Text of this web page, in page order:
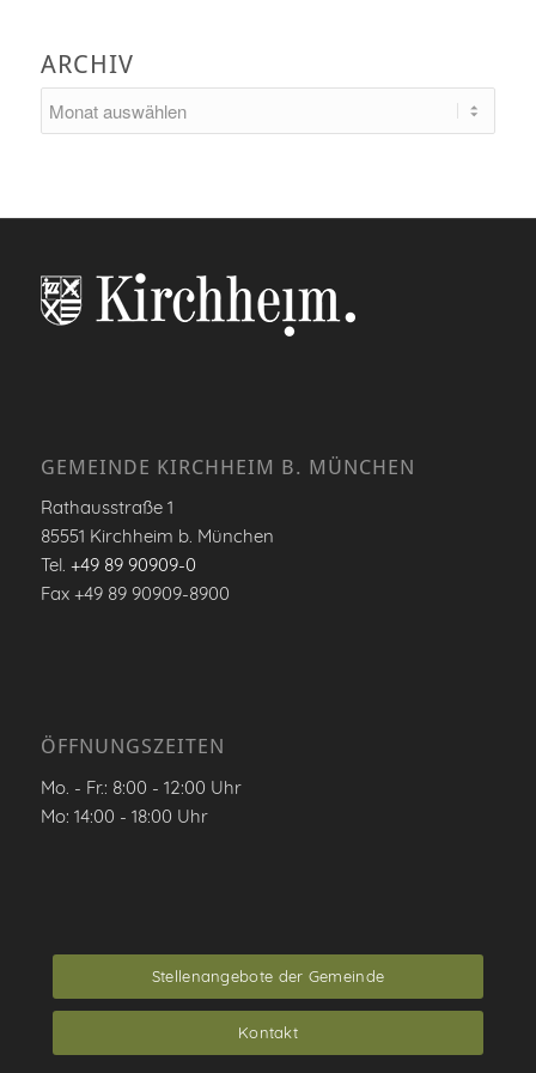
ARCHIV
GEMEINDE KIRCHHEIM B. MÜNCHEN
Rathausstraße 1
85551 Kirchheim b. München
Tel. +49 89 90909-0
Fax +49 89 90909-8900
ÖFFNUNGSZEITEN
Mo. - Fr.: 8:00 - 12:00 Uhr
Mo: 14:00 - 18:00 Uhr
Stellenangebote der Gemeinde
Kontakt